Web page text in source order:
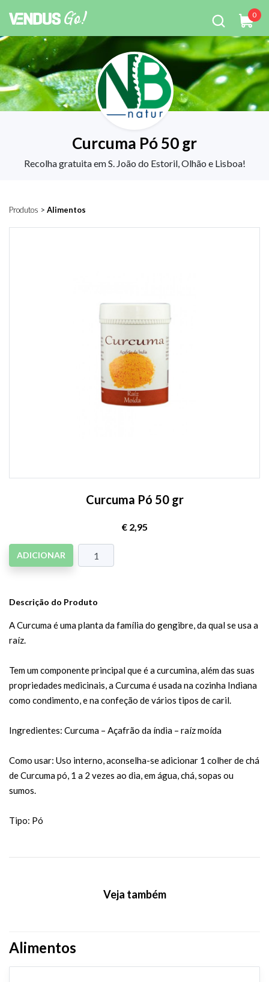
0
Curcuma Pó 50 gr
Recolha gratuita em S. João do Estoril, Olhão e Lisboa!
Produtos > Alimentos
Curcuma Pó 50 gr
€ 2,95
ADICIONAR
Descrição do Produto
A Curcuma é uma planta da família do gengibre, da qual se usa a
raíz.
Tem um componente principal que é a curcumina, além das suas
propriedades medicinais, a Curcuma é usada na cozinha Indiana
como condimento, e na confeção de vários tipos de caril.
Ingredientes: Curcuma – Açafrão da índia – raíz moída
Como usar: Uso interno, aconselha-se adicionar 1 colher de chá
de Curcuma pó, 1 a 2 vezes ao dia, em água, chá, sopas ou
sumos.
Tipo: Pó
Veja também
Alimentos